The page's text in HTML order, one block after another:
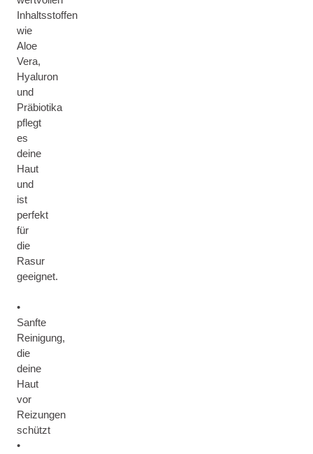
Inhaltsstoffen
wie
Aloe
Vera,
Hyaluron
und
Präbiotika
pflegt
es
deine
Haut
und
ist
perfekt
für
die
Rasur
geeignet.
•
Sanfte
Reinigung,
die
deine
Haut
vor
Reizungen
schützt
•